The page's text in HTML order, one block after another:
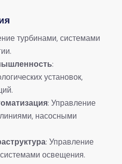
турбинами, системами
​:
установок,
​: Управление
насосными
​: Управление
освещения.